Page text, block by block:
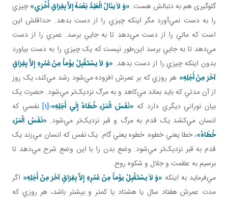
گلوگيری هم به دنبالش هست. «وَ لاَ ينَالُ الْعَبْدُ نِعْمَهً إِلاَّ بِفِرَاقِ أُخْرَي»چيزي
را به دست نمي‌آورد مگر اينکه چيزي را از دست بدهد. حداقلش اين
است که مالي را از دست مي‌دهد تا به جايي برسد. عمري را از دست
مي‌دهد تا به جايي برسد اين‌طور نيست که يک چيزي را به دست بياورد
بدون اينکه چيزي را از دست بدهد. «وَ لاَ يسْتَقْبِلُ يوْماً مِنْ عُمُرِهِ إِلاَّ بِفِرَاقِ
آخَرَ مِنْ أَجَلِهِ» هر روزي که بر عمرش افزوده مي‌شود رشد مي‌کند، يک روز
از آن مدتي که بايد بماند مي‌کاهد و به مرگ نزديک‌تر مي‌شود. حضرت يک
بيان نوراني ديگري دارد که «نَفَسُ‏ الْمَرْءِ خُطَاهُ‏ إِلَي‏ أَجَلِهِ»؛[1] نفسي که
انسان مي‌کشد يک قدم به مرگ و قبر نزديک‌تر مي‌شود. «نَفَسُ‏ الْمَرْءِ
خُطَاهُ‏»، خطا يعني خطوه. خطوه يعني گام. يک نفس که انسان مي‌زند يک
قدم به قبر نزديک‌تر مي‌شود. وضع بدن را با اين وضع شرح مي‌دهد تا
برسيم به عظمت و جلال و شکوه روح.
مي‌فرمايد به اينکه «وَ لاَ يسْتَقْبِلُ يوْماً مِنْ عُمُرِهِ إِلاَّ بِفِرَاقِ آخَرَ مِنْ أَجَلِهِ» اگر
مدت عمرش هفتاد سال يا هشتاد يا کمتر و بيشتر باشد، هر روزي که